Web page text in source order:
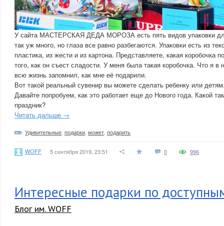
У сайта МАСТЕРСКАЯ ДЕДА МОРОЗА есть пять видов упаковки
так уж много, но глаза все равно разбегаются. Упаковки есть из
пластика, из жести и из картона. Представляете, какая коробочка
того, как он съест сладости. У меня была такая коробочка. Что я в
всю жизнь запомнил, как мне её подарили.
Вот такой реальный сувенир вы можете сделать ребенку или
Давайте попробуем, как это работает еще до Нового года. Какой
праздник?
Читать дальше →
Удивительные подарки может подарить
WOFF 5 сентября 2019, 23:51 0 996
Интересные подарки по
Блог им. WOFF